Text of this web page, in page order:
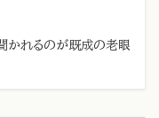
聞かれるのが既成の老眼